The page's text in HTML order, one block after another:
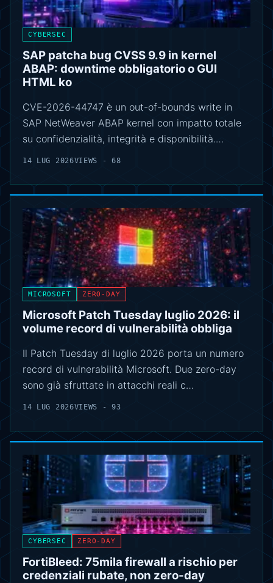
CYBERSEC
SAP patcha bug CVSS 9.9 in kernel
ABAP: downtime obbligatorio o GUI
HTML ko
CVE-2026-44747 è un out-of-bounds write in
SAP NetWeaver ABAP kernel con impatto totale
su confidenzialità, integrità e disponibilità.…
14 LUG 2026VIEWS - 68
MICROSOFT ZERO-DAY
Microsoft Patch Tuesday luglio 2026: il
volume record di vulnerabilità obbliga
Il Patch Tuesday di luglio 2026 porta un numero
record di vulnerabilità Microsoft. Due zero-day
sono già sfruttate in attacchi reali c…
14 LUG 2026VIEWS - 93
CYBERSEC ZERO-DAY
FortiBleed: 75mila firewall a rischio per
credenziali rubate, non zero-day